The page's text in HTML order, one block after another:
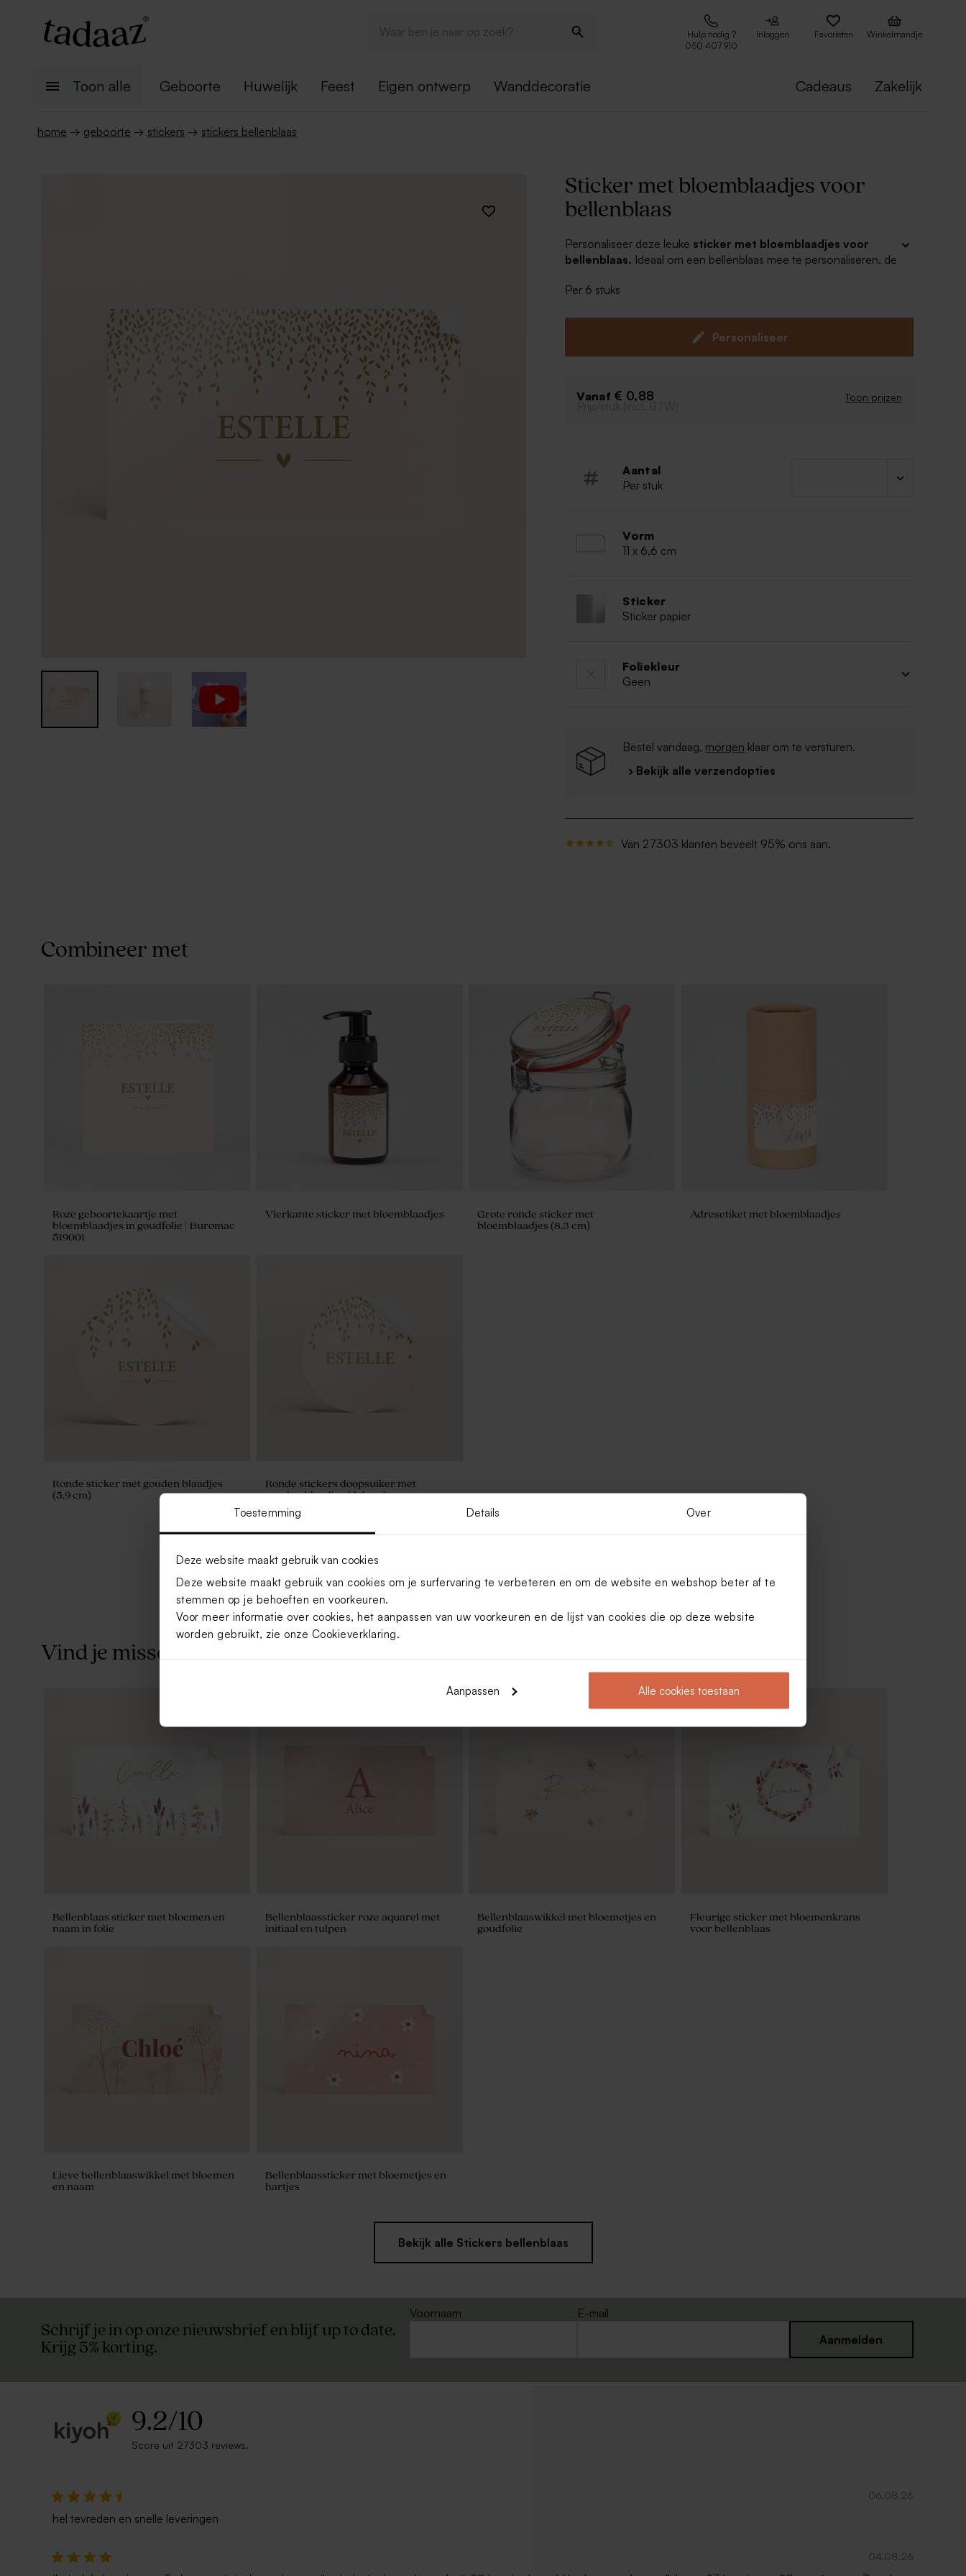
Toestemming Details Over
Deze website maakt gebruik van cookies
Deze website maakt gebruik van cookies om je surfervaring te verbeteren en om de website en webshop beter af te
stemmen op je behoeften en voorkeuren.
Voor meer informatie over cookies, het aanpassen van uw voorkeuren en de lijst van cookies die op deze website
worden gebruikt, zie onze Cookieverklaring.
Aanpassen Alle cookies toestaan
Hulp nodig ?
050 407 910
Inloggen Favorieten Winkelmandje
Toon alle Geboorte Huwelijk Feest Eigen ontwerp Wanddecoratie Cadeaus Zakelijk
home → geboorte → stickers → stickers bellenblaas
Sticker met bloemblaadjes voor
bellenblaas
Personaliseer deze leuke sticker met bloemblaadjes voor
bellenblaas. Ideaal om een bellenblaas mee te personaliseren, de
originele attentie toe aan je doopsuikerassortiment en verras
alvorens de gepersonaliseerde sticker erop te kleven.
Per 6 stuks
Personaliseer
Vanaf € 0,88 Toon prijzen
Prijs/stuk (incl. BTW)
Aantal
Per stuk
Vorm
11 x 6,6 cm
Sticker
Sticker papier
Foliekleur
Geen
Bestel vandaag, morgen klaar om te versturen.
› Bekijk alle verzendopties
Van 27303 klanten beveelt 95% ons aan.
Combineer met
Roze geboortekaartje met
bloemblaadjes in goudfolie | Buromac
519001
Vierkante sticker met bloemblaadjes
Grote ronde sticker met
bloemblaadjes (8,3 cm)
Adresetiket met bloemblaadjes
Ronde sticker met gouden blaadjes
(5,9 cm)
Ronde stickers doopsuiker met
gouden blaadjes (4,4 cm)
Roze kubus met hartje en blaadjes in
Lief doopsuikerlabel met gouden toets Magneet met gouden blaadjes
Geboortebord raam | Roze met gouden
Vind je misschien ook leuk
Bellenblaas sticker met bloemen en
naam in folie
Bellenblaassticker roze aquarel met
initiaal en tulpen
Bellenblaaswikkel met bloemetjes en
goudfolie
Fleurige sticker met bloemenkrans
voor bellenblaas
Lieve bellenblaaswikkel met bloemen
en naam
Bellenblaassticker met bloemetjes en
hartjes
Bekijk alle Stickers bellenblaas
Schrijf je in op onze nieuwsbrief en blijf up to date.
Krijg 5% korting.
Voornaam
E-mail
Aanmelden
9.2/10
Score uit 27303 reviews.
06.08.26
hel tevreden en snelle leveringen
04.08.26